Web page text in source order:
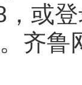
或
齐鲁